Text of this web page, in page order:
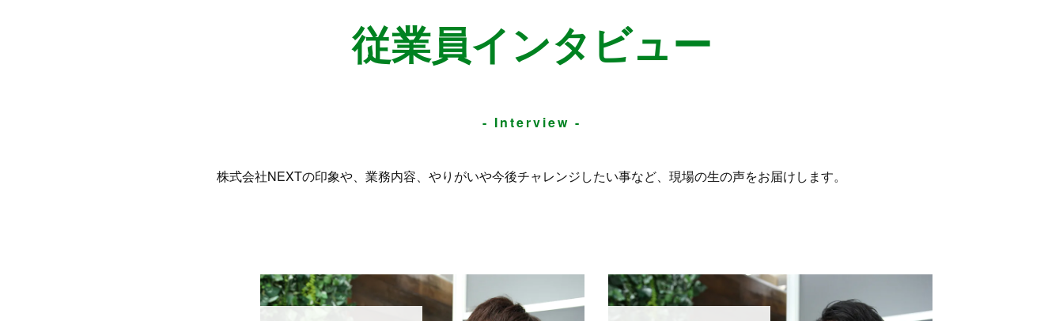
従業員インタビュー
- Interview -
株式会社NEXTの印象や、業務内容、やりがいや今後チャレンジしたい事など、現場の生の声をお届けします。